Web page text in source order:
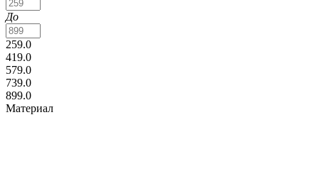
До
259.0
419.0
579.0
739.0
899.0
Материал